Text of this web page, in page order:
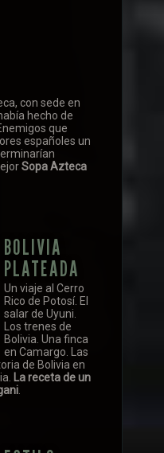
con sede en
hecho de
que
españoles un
Sopa Azteca
BOLIVIA
PLATEADA
Un viaje al Cerro
Rico de Potosí. El
salar de Uyuni.
Los trenes de
Bolivia. Una finca
en Camargo. Las
de Bolivia en
La receta de un